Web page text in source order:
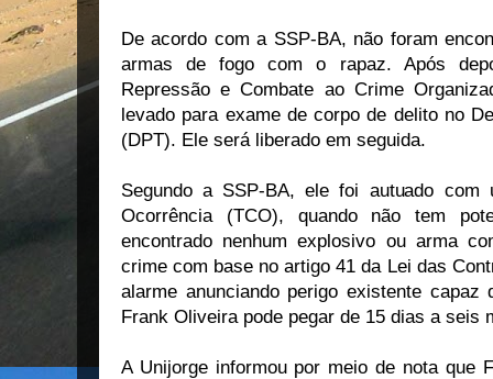
De acordo com a SSP-BA, não foram
armas de fogo com o rapaz. Após
Repressão e Combate ao Crime
levado para exame de corpo de delito no
(DPT). Ele será liberado em seguida.
Segundo a SSP-BA, ele foi autuado com
Ocorrência (TCO), quando não tem
encontrado nenhum explosivo ou arma
crime com base no artigo 41 da Lei das
alarme anunciando perigo existente
Frank Oliveira pode pegar de 15 dias a seis
A Unijorge informou por meio de nota que